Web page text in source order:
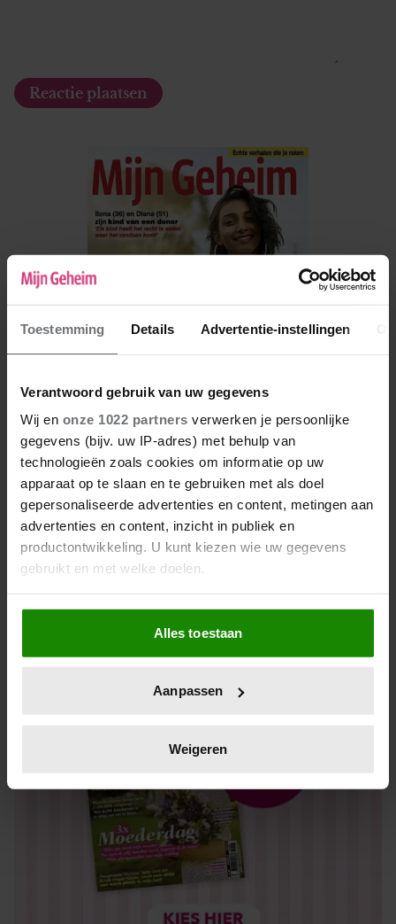
Toestemming Details Advertentie-instellingen
Verantwoord gebruik van uw gegevens
Wij en onze 1022 partners verwerken je persoonlijke
gegevens (bijv. uw IP-adres) met behulp van
technologieën zoals cookies om informatie op uw
apparaat op te slaan en te gebruiken met als doel
gepersonaliseerde advertenties en content, metingen aan
advertenties en content, inzicht in publiek en
productontwikkeling. U kunt kiezen wie uw gegevens
gebruikt en met welke doelen.
Als u het toestaat, willen we ook graag:
Informatie verzamelen over uw geografische locatie,
die tot een paar meter nauwkeurig kan zijn
op specifieke eigenschappen (fingerprinting)
verwerkt en stel uw voorkeuren in het
intrekken in de Cookieverklaring.
We gebruiken cookies om content en advertenties te
personaliseren, om functies voor social media te bieden
en om ons websiteverkeer te analyseren. Ook delen we
informatie over uw gebruik van onze site met onze
partners voor social media, adverteren en analyse. Deze
Alles toestaan
Aanpassen
Weigeren
De nieuwe Mijn Geheim ligt nu in de winkel
Abonneren
Digitaal lezen
Los kopen